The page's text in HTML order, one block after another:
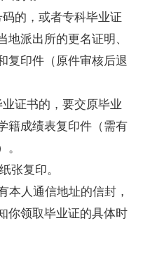
的，或者专科毕业证
派出所的更名证明、
复印件（原件审核后退
证书的，要交原毕业
籍成绩表复印件（需有
复印。
人通信地址的信封，
你领取毕业证的具体时